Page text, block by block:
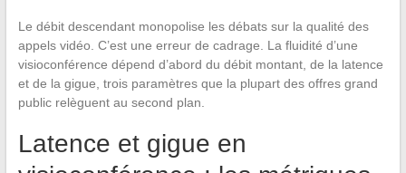
Le débit descendant monopolise les débats sur la qualité des
appels vidéo. C’est une erreur de cadrage. La fluidité d’une
visioconférence dépend d’abord du débit montant, de la latence
et de la gigue, trois paramètres que la plupart des offres grand
public relèguent au second plan.
Latence et gigue en